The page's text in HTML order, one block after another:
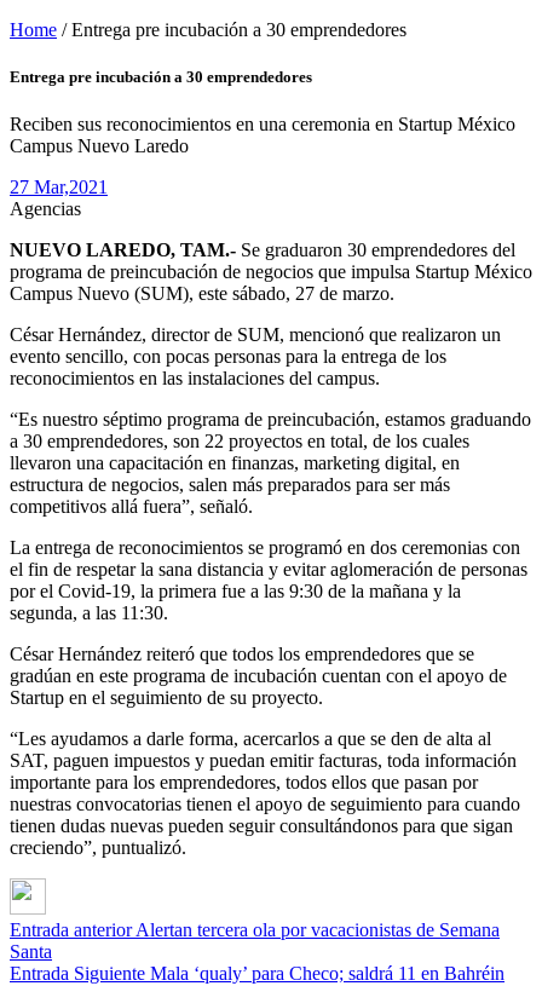
Home / Entrega pre incubación a 30 emprendedores
Entrega pre incubación a 30 emprendedores
Reciben sus reconocimientos en una ceremonia en Startup México
Campus Nuevo Laredo
27 Mar,2021
Agencias
NUEVO LAREDO, TAM.- Se graduaron 30 emprendedores del
programa de preincubación de negocios que impulsa Startup México
Campus Nuevo (SUM), este sábado, 27 de marzo.
César Hernández, director de SUM, mencionó que realizaron un
evento sencillo, con pocas personas para la entrega de los
reconocimientos en las instalaciones del campus.
“Es nuestro séptimo programa de preincubación, estamos graduando
a 30 emprendedores, son 22 proyectos en total, de los cuales
llevaron una capacitación en finanzas, marketing digital, en
estructura de negocios, salen más preparados para ser más
competitivos allá fuera”, señaló.
La entrega de reconocimientos se programó en dos ceremonias con
el fin de respetar la sana distancia y evitar aglomeración de personas
por el Covid-19, la primera fue a las 9:30 de la mañana y la
segunda, a las 11:30.
César Hernández reiteró que todos los emprendedores que se
gradúan en este programa de incubación cuentan con el apoyo de
Startup en el seguimiento de su proyecto.
“Les ayudamos a darle forma, acercarlos a que se den de alta al
SAT, paguen impuestos y puedan emitir facturas, toda información
importante para los emprendedores, todos ellos que pasan por
nuestras convocatorias tienen el apoyo de seguimiento para cuando
tienen dudas nuevas pueden seguir consultándonos para que sigan
creciendo”, puntualizó.
Entrada anterior Alertan tercera ola por vacacionistas de Semana
Santa
Entrada Siguiente Mala ‘qualy’ para Checo; saldrá 11 en Bahréin